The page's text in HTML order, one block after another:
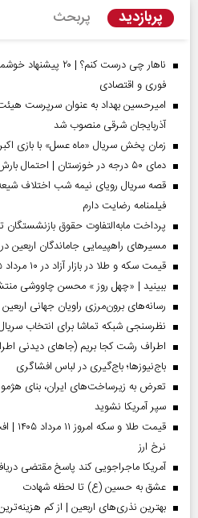
پربازدید پربحث
ناهار چی درست کنم؟
فوری و اقتصادی
امیرحسین بهداد به عنوان سرپرست
آذربایجان شرقی منصوب شد
زمان پخش سریال «ماه عسل» با بازی
دمای ۵۰ درجه در خوزستان | احتمال بارش‌های سیل‌آسا در ۳ استان
قصه سریال رویای نیمه شب اختلاف
فیلمنامه رضایت دارم
پرداخت مابه‌التفاوت حقوق بازنشستگان
مسیر‌های راهپیمایی جاماندگان اربعین در
قیمت سکه و طلا در بازار آزاد در ۱۰ مرداد ۱۴۰۵
ببینید | «چهل روز » محسن چاووشی
رسانه‌های برون‌مرزی راویان جهانی اربعین
نظرسنجی شبکه تماشا برای انتخاب
اطراف رشت کجا بریم (جاهای دیدنی
باج‌نیوزها؛ باج‌گیری در لباس افشاگری
تعرض به زیرساخت‌های ایران، بنای
سپر آمریکا نشوید
قیمت
نرخ ارز
آمریکا ماجراجویی کند پاسخ مقتضی
عشق به حسین (ع) تا لحظه شهادت
بهترین نذری‌های اربعین | از کم